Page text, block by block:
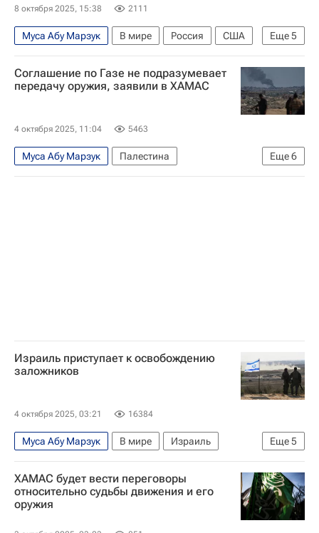
Армия обороны Израиля (ЦАХАЛ)
8 октября 2025, 15:38 2111
Еще5
Муса Абу Марзук В мире Россия
США
Дональд Трамп
Мария Захарова
ХАМАС
Обострение палестино-израильского конфликта
Соглашение по Газе не подразумевает
передачу оружия, заявили в ХАМАС
4 октября 2025, 11:04 5463
Еще6
Муса Абу Марзук
Палестина
Обострение палестино-израильского конфликта
Израиль приступает к освобождению
заложников
4 октября 2025, 03:21 16384
Еще5
Муса Абу Марзук В мире
Израиль
США
Биньямин Нетаньяху
Дональд Трамп
ХАМАС
Обострение палестино-израильского конфликта
ХАМАС будет вести переговоры
относительно судьбы движения и его
оружия